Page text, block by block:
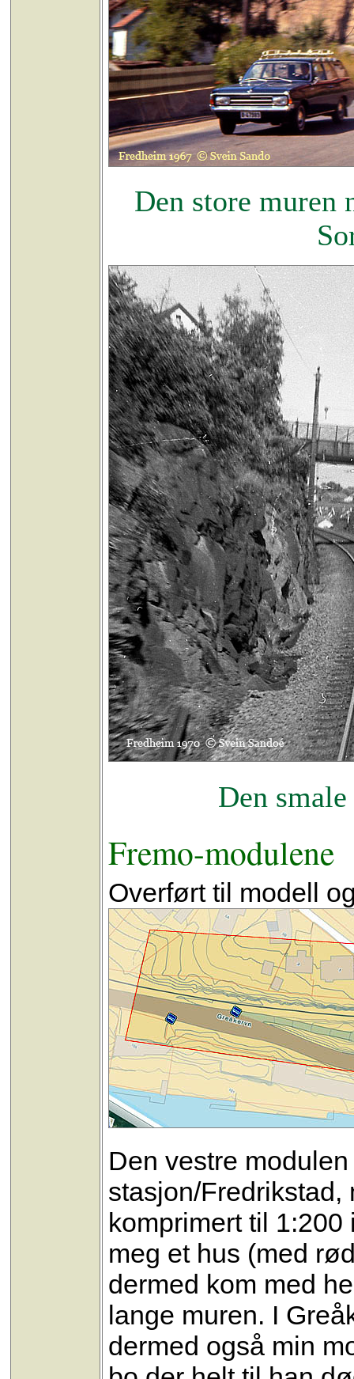
Den store muren
Den
Fremo-modulene
Overført til modell
Den vestre
stasjon/Fredrikstad,
komprimert til
meg et hus (med
dermed kom med
lange muren. I
dermed også min